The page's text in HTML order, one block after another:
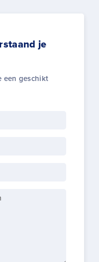
je
een geschikt